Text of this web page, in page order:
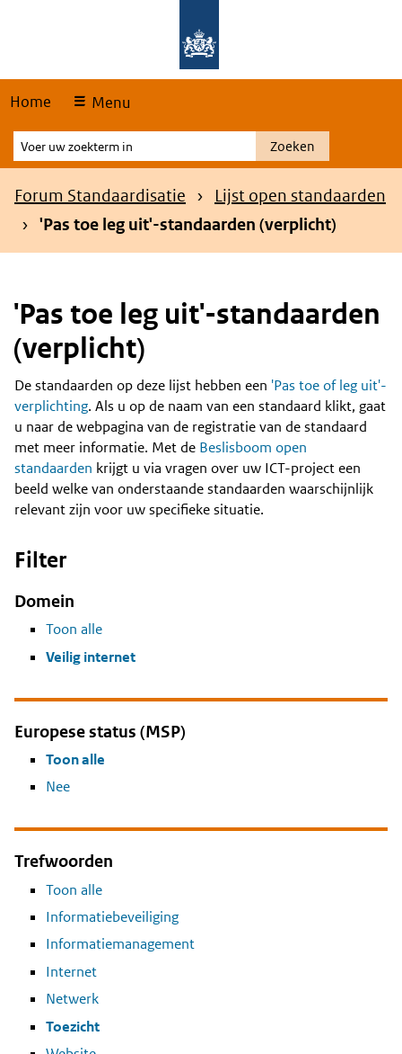
Home Menu
Voer
uw
zoekterm
Zoeken
Kruimelpad
Forum Standaardisatie
Lijst open standaarden
'Pas toe leg uit'-standaarden (verplicht)
'Pas toe leg uit'-standaarden
(verplicht)
Content
De standaarden op deze lijst hebben een 'Pas toe of leg uit'-
verplichting. Als u op de naam van een standaard klikt, gaat
u naar de webpagina van de registratie van de standaard
met meer informatie. Met de Beslisboom open
standaarden krijgt u via vragen over uw ICT-project een
beeld welke van onderstaande standaarden waarschijnlijk
relevant zijn voor uw specifieke situatie.
Filter
Domein
Toon alle
Veilig internet
Europese status (MSP)
Toon alle
Nee
Trefwoorden
Toon alle
Informatiebeveiliging
Informatiemanagement
Internet
Netwerk
Toezicht